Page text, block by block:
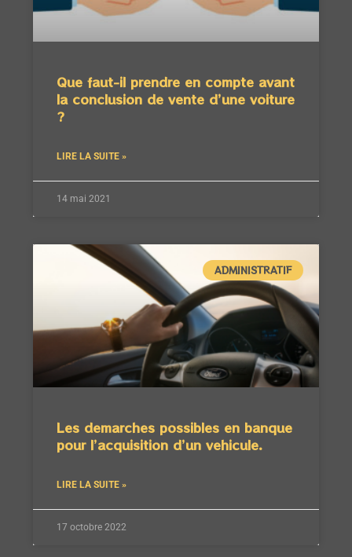
Que faut-il prendre en compte avant
la conclusion de vente d’une voiture
?
LIRE LA SUITE »
14 mai 2021
ADMINISTRATIF
Les demarches possibles en banque
pour l’acquisition d’un vehicule.
LIRE LA SUITE »
17 octobre 2022